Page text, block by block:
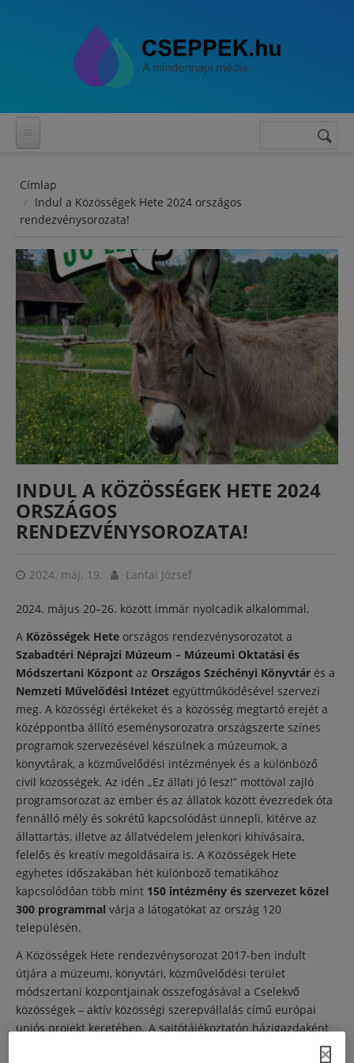
Keresés
Címlap
Indul a Közösségek Hete 2024 országos
rendezvénysorozata!
INDUL A KÖZÖSSÉGEK HETE 2024
ORSZÁGOS
RENDEZVÉNYSOROZATA!
2024. máj. 19. Lantai József
2024. május 20–26. között immár nyolcadik alkalommal.
A Közösségek Hete országos rendezvénysorozatot a
Szabadtéri Néprajzi Múzeum – Múzeumi Oktatási és
Módszertani Központ az Országos Széchényi Könyvtár és a
Nemzeti Művelődési Intézet együttműködésével szervezi
meg. A közösségi értékeket és a közösség megtartó erejét a
középpontba állító eseménysorozatra országszerte színes
programok szervezésével készülnek a múzeumok, a
könyvtárak, a közművelődési intézmények és a különböző
civil közösségek. Az idén „Ez állati jó lesz!” mottóval zajló
programsorozat az ember és az állatok között évezredek óta
fennálló mély és sokrétű kapcsolódást ünnepli, kitérve az
állattartás, illetve az állatvédelem jelenkori kihívásaira,
felelős és kreatív megoldásaira is. A Közösségek Hete
egyhetes időszakában hét különböző tematikához
kapcsolódóan több mint 150 intézmény és szervezet közel
300 programmal várja a látogatókat az ország 120
településén.
A Közösségek Hete rendezvénysorozat 2017-ben indult
útjára a múzeumi, könyvtári, közművelődési terület
módszertani központjainak összefogásával a Cselekvő
közösségek – aktív közösségi szerepvállalás című európai
uniós projekt keretében. A sajtótájékoztatón házigazdaként